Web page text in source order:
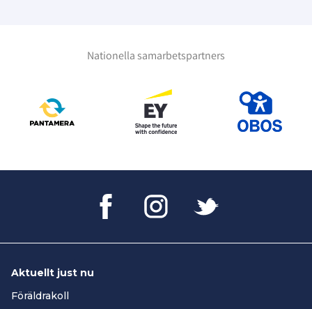
Nationella samarbetspartners
Aktuellt just nu
Föräldrakoll